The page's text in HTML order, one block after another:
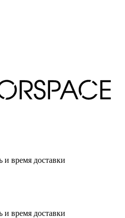
и время доставки
и время доставки